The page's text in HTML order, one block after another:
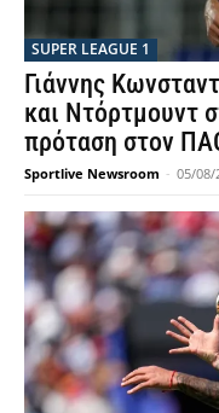
SUPER LEAGUE 1
Γιάννης
και Ντόρτμουντ
πρόταση στον
Sportlive Newsroom - 05/08/